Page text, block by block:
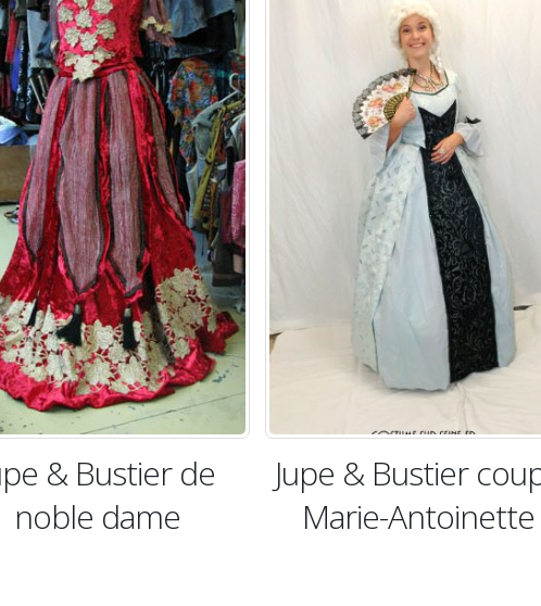
Jupe & Bustier coupe
Marie-Antoinette
Jupe &
bourgeoise